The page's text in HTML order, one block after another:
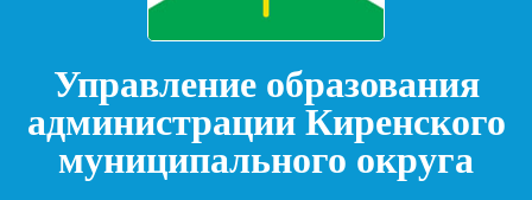
Управление образования
администрации Киренского
муниципального округа